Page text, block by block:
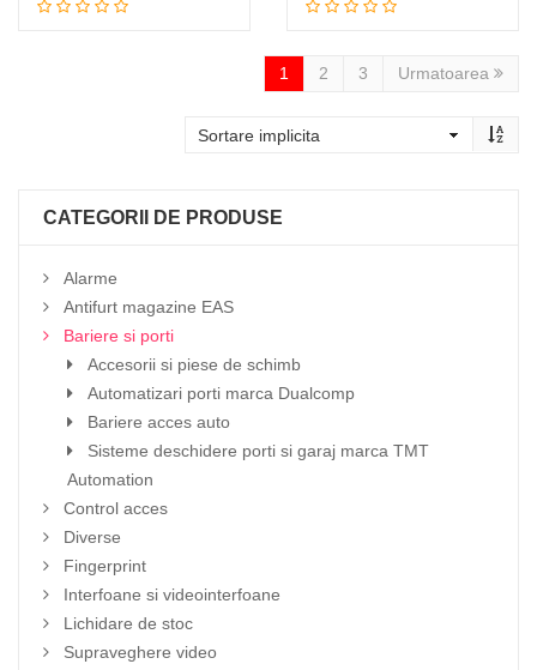
Adauga in cos Adauga in cos
1 2 3 Urmatoarea
CATEGORII DE PRODUSE
Alarme
Antifurt magazine EAS
Bariere si porti
Accesorii si piese de schimb
Automatizari porti marca Dualcomp
Bariere acces auto
Sisteme deschidere porti si garaj marca TMT
Automation
Control acces
Diverse
Fingerprint
Interfoane si videointerfoane
Lichidare de stoc
Supraveghere video